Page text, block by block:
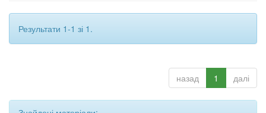
Результати 1-1 зі 1.
назад 1 далі